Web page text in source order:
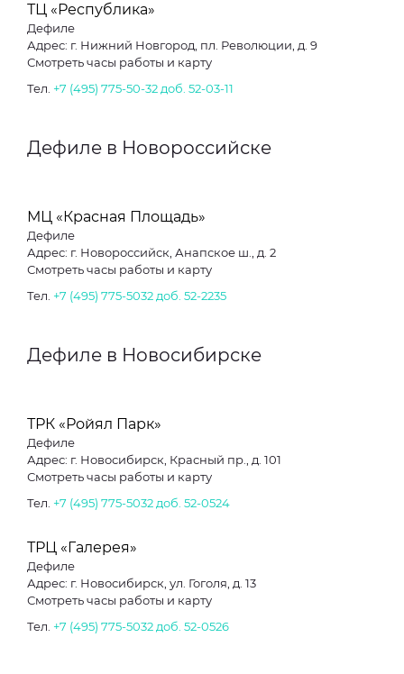
ТЦ «Республика»
Дефиле
Адрес: г. Нижний Новгород, пл. Революции, д. 9
Смотреть часы работы и карту
Тел. +7 (495) 775-50-32 доб. 52-03-11
Дефиле в Новороссийске
МЦ «Красная Площадь»
Дефиле
Адрес: г. Новороссийск, Анапское ш., д. 2
Смотреть часы работы и карту
Тел. +7 (495) 775-5032 доб. 52-2235
Дефиле в Новосибирске
ТРК «Ройял Парк»
Дефиле
Адрес: г. Новосибирск, Красный пр., д. 101
Смотреть часы работы и карту
Тел. +7 (495) 775-5032 доб. 52-0524
ТРЦ «Галерея»
Дефиле
Адрес: г. Новосибирск, ул. Гоголя, д. 13
Смотреть часы работы и карту
Тел. +7 (495) 775-5032 доб. 52-0526